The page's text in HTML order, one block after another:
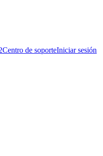
Centro de soporteIniciar sesión